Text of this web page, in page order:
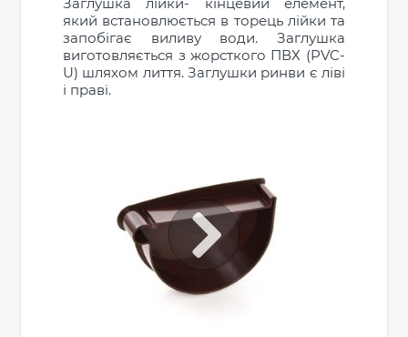
який встановлюється в торець лійки та
запобігає виливу води. Заглушка
виготовляється з жорсткого ПВХ (PVC-
U) шляхом лиття. Заглушки ринви є ліві
і праві.